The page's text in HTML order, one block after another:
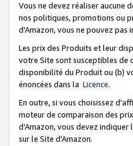
Vous ne devez réaliser aucune
nos politiques, promotions ou
d'Amazon, vous ne pouvez
Les prix des Produits et leur
votre Site sont susceptibles de
disponibilité du Produit ou (b)
énoncées dans la Licence.
En outre, si vous choisissez
moteur de comparaison des
d'Amazon, vous devez indiquer
sur le Site d'Amazon.